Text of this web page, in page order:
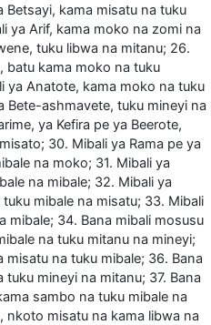
Betsayi, kama misatu na tuku
ya Arif, kama moko na zomi na
tuku libwa na mitanu; 26.
batu kama moko na tuku
ya Anatote, kama moko na tuku
Bete-ashmavete, tuku mineyi na
ya Kefira pe ya Beerote,
30. Mibali ya Rama pe ya
na moko; 31. Mibali ya
na mibale; 32. Mibali ya
mibale na misatu; 33. Mibali
mibale; 34. Bana mibali mosusu
na tuku mitanu na mineyi;
misatu na tuku mibale; 36. Bana
mineyi na mitanu; 37. Bana
sambo na tuku mibale na
nkoto misatu na kama libwa na